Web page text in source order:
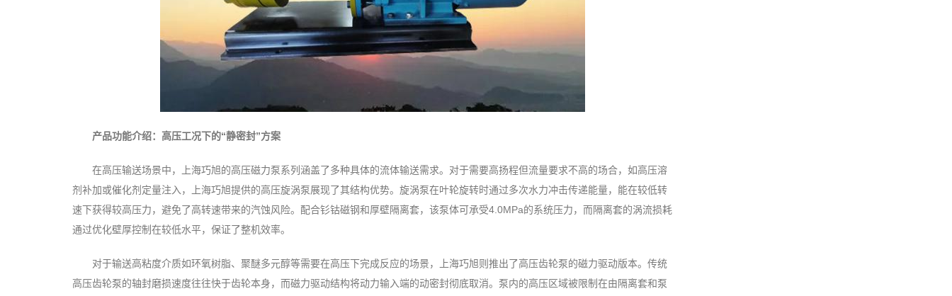
产品功能介绍：高压工况下的“静密封”方案
在高压输送场景中，上海巧旭的高压磁力泵系列涵盖了多种具体的流体输送需求。对于需要高扬程但流量要求不高的场合，如高压溶
剂补加或催化剂定量注入，上海巧旭提供的高压旋涡泵展现了其结构优势。旋涡泵在叶轮旋转时通过多次水力冲击传递能量，能在较低转
速下获得较高压力，避免了高转速带来的汽蚀风险。配合钐钴磁钢和厚壁隔离套，该泵体可承受4.0MPa的系统压力，而隔离套的涡流损耗
通过优化壁厚控制在较低水平，保证了整机效率。
对于输送高粘度介质如环氧树脂、聚醚多元醇等需要在高压下完成反应的场景，上海巧旭则推出了高压齿轮泵的磁力驱动版本。传统
高压齿轮泵的轴封磨损速度往往快于齿轮本身，而磁力驱动结构将动力输入端的动密封彻底取消。泵内的高压区域被限制在由隔离套和泵